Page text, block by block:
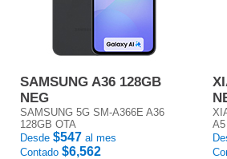
SAMSUNG A36 128GB
NEG
SAMSUNG 5G SM-A366E A36
128GB OTA
Desde $547 al mes
Contado $6,562
A5